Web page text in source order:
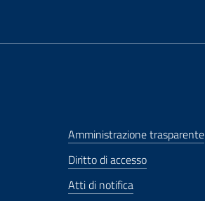
Amministrazione trasparente
Diritto di accesso
Atti di notifica